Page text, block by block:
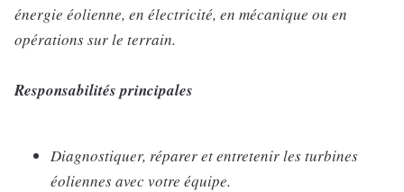
énergie éolienne, en électricité, en mécanique ou en
opérations sur le terrain.
Responsabilités principales
Diagnostiquer, réparer et entretenir les turbines
éoliennes avec votre équipe.